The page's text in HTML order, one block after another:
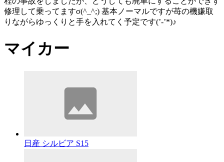
修理して乗ってますσ(^_^;) 基本ノーマルですが苺の機嫌取
りながらゆっくりと手を入れてく予定です(’-’*)♪
マイカー
日産 シルビア S15